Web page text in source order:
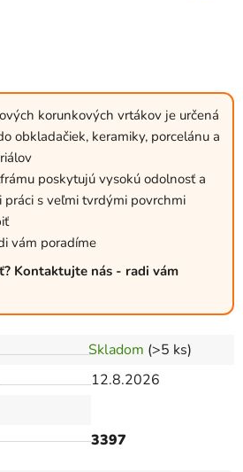
korunkových vrtákov je určená
obkladačiek, keramiky, porcelánu a
poskytujú vysokú odolnosť a
s veľmi tvrdými povrchmi
vám poradíme
Kontaktujte nás - radi vám
Skladom (>5 ks)
12.8.2026
3397